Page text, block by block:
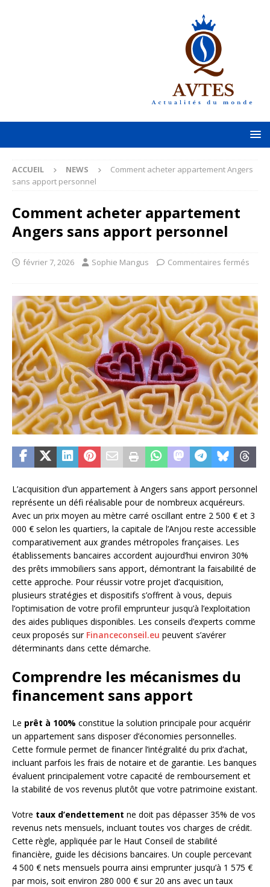
ACCUEIL NEWS
Comment acheter appartement Angers
sans apport personnel
Comment acheter appartement
Angers sans apport personnel
février 7, 2026 Sophie Mangus Commentaires fermés
L’acquisition d’un appartement à Angers sans apport personnel
représente un défi réalisable pour de nombreux acquéreurs.
Avec un prix moyen au mètre carré oscillant entre 2 500 € et 3
000 € selon les quartiers, la capitale de l’Anjou reste accessible
comparativement aux grandes métropoles françaises. Les
établissements bancaires accordent aujourd’hui environ 30%
des prêts immobiliers sans apport, démontrant la faisabilité de
cette approche. Pour réussir votre projet d’acquisition,
plusieurs stratégies et dispositifs s’offrent à vous, depuis
l’optimisation de votre profil emprunteur jusqu’à l’exploitation
des aides publiques disponibles. Les conseils d’experts comme
ceux proposés sur Financeconseil.eu peuvent s’avérer
déterminants dans cette démarche.
Comprendre les mécanismes du
financement sans apport
Le prêt à 100% constitue la solution principale pour acquérir
un appartement sans disposer d’économies personnelles.
Cette formule permet de financer l’intégralité du prix d’achat,
incluant parfois les frais de notaire et de garantie. Les banques
évaluent principalement votre capacité de remboursement et
la stabilité de vos revenus plutôt que votre patrimoine existant.
Votre taux d’endettement ne doit pas dépasser 35% de vos
revenus nets mensuels, incluant toutes vos charges de crédit.
Cette règle, appliquée par le Haut Conseil de stabilité
financière, guide les décisions bancaires. Un couple percevant
4 500 € nets mensuels pourra ainsi emprunter jusqu’à 1 575 €
par mois, soit environ 280 000 € sur 20 ans avec un taux